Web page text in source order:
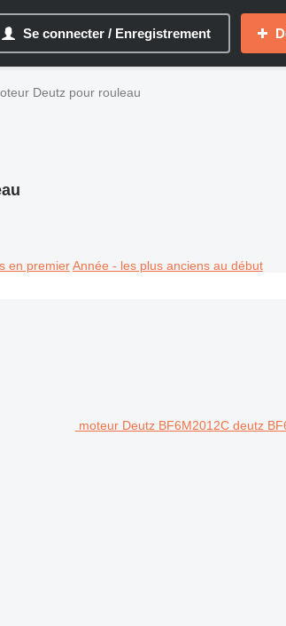
Se connecter / Enregistrement
Deutz pour rouleau
en premier Année - les plus anciens au début
moteur Deutz BF6M2012C deutz